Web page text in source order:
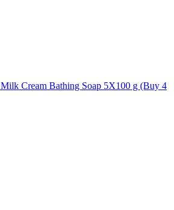
Cream Bathing Soap 5X100 g (Buy 4